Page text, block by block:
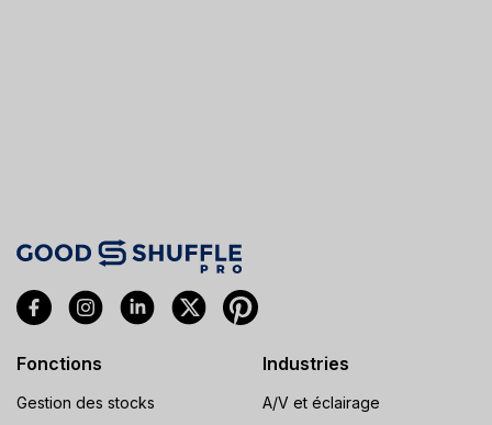
Fonctions
Gestion des stocks
Industries
A/V et éclairage